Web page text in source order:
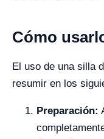
Cómo
El uso de una silla
resumir en los
Preparación: